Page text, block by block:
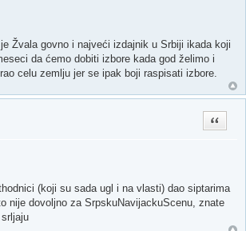
Žvala govno i najveći izdajnik u Srbiji ikada koji
da ćemo dobiti izbore kada god želimo i
celu zemlju jer se ipak boji raspisati izbore.
Quote
(koji su sada ugl i na vlasti) dao siptarima
nije dovoljno za SrpskuNavijackuScenu, znate